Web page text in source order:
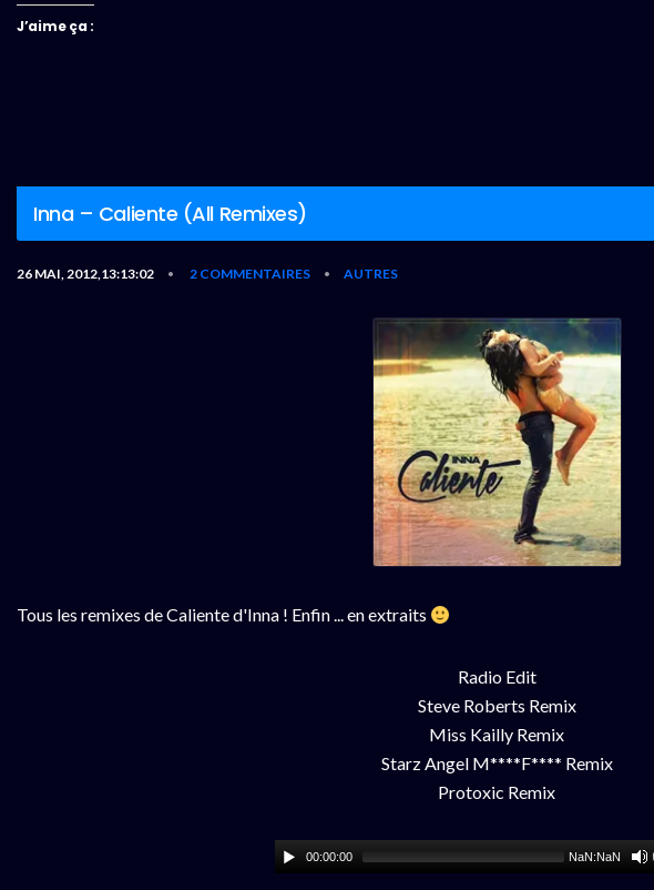
J’aime ça :
Inna – Caliente (All Remixes)
26 MAI, 2012,13:13:02 • 2 COMMENTAIRES • AUTRES
Tous les remixes de Caliente d'Inna ! Enfin ... en extraits
Radio Edit
Steve Roberts Remix
Miss Kailly Remix
Starz Angel M****F**** Remix
Protoxic Remix
00:00:00 NaN:NaN